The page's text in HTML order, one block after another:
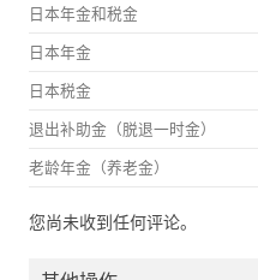
日本年金和税金
日本年金
日本税金
退出补助金（脱退一时金）
老龄年金（养老金）
您尚未收到任何评论。